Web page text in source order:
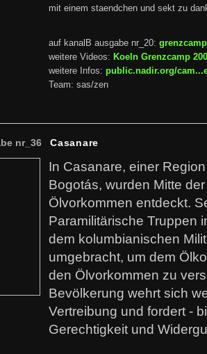
mit einem staendchen und sekt zu
auf kanalB ausgabe nr_20:
weitere Videos: Koeln Grenzcamp
weitere Infos: public.nadir.org/
Team: sas/zen
nr_36 Casanare
In Casanare, einer
Bogotás, wurden Mitte
Ölvorkommen entdeckt.
Paramilitärische Truppen
dem kolumbianischen
umgebracht, um dem
den Ölvorkommen zu
Bevölkerung wehrt sich
Vertreibung und fordert -
Gerechtigkeit und